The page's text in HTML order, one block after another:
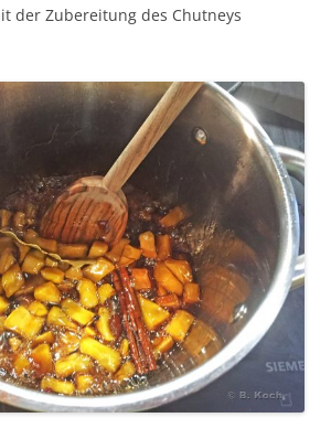
der Zubereitung des Chutneys